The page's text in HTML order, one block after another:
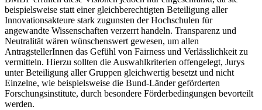
beispielsweise statt einer gleichberechtigten Beteiligung aller
Innovationsakteure stark zugunsten der Hochschulen für
angewandte Wissenschaften verzerrt handeln. Transparenz und
Neutralität wären wünschenswert gewesen, um allen
AntragstellerInnen das Gefühl von Fairness und Verlässlichkeit zu
vermitteln. Hierzu sollten die Auswahlkriterien offengelegt, Jurys
unter Beteiligung aller Gruppen gleichwertig besetzt und nicht
Einzelne, wie beispielsweise die Bund-Länder geförderten
Forschungsinstitute, durch besondere Förderbedingungen bevorteilt
werden.